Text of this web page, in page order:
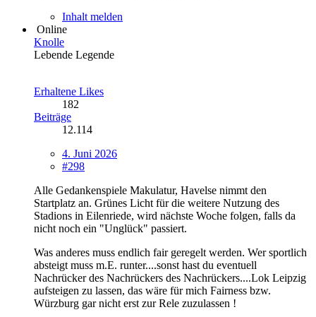
Inhalt melden
Online
Knolle
Lebende Legende
Erhaltene Likes
182
Beiträge
12.114
4. Juni 2026
#298
Alle Gedankenspiele Makulatur, Havelse nimmt den
Startplatz an. Grünes Licht für die weitere Nutzung des
Stadions in Eilenriede, wird nächste Woche folgen, falls da
nicht noch ein "Unglück" passiert.
Was anderes muss endlich fair geregelt werden. Wer sportlich
absteigt muss m.E. runter....sonst hast du eventuell
Nachrücker des Nachrückers des Nachrückers....Lok Leipzig
aufsteigen zu lassen, das wäre für mich Fairness bzw.
Würzburg gar nicht erst zur Rele zuzulassen !